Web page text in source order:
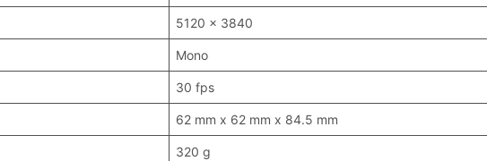
5120 x 3840
Mono
30 fps
62 mm x 62 mm x 84.5 mm
320 g